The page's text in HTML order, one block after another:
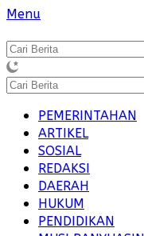
Langsung
konten
Menu
PEMERINTAHAN
ARTIKEL
SOSIAL
REDAKSI
DAERAH
HUKUM
PENDIDIKAN